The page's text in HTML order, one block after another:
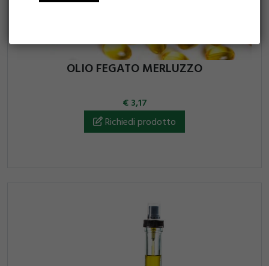
OLIO FEGATO MERLUZZO
3,17
Richiedi prodotto